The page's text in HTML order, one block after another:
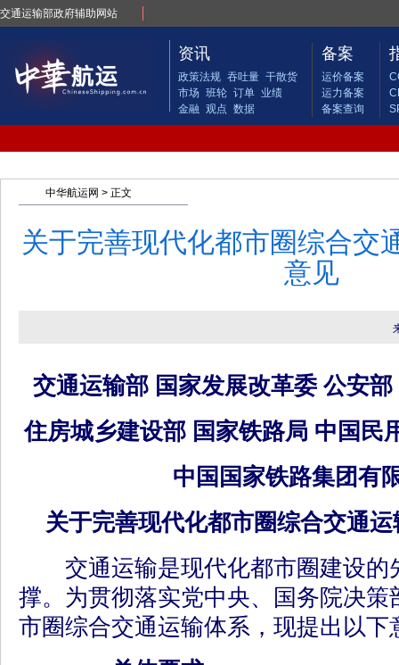
交通运输部政府辅助网站
资讯
政策法规 吞吐量 干散货
市场 班轮 订单 业绩
金融 观点 数据
备案
运价备案
运力备案
备案查询
中华航运网 > 正文
关于完善现代化都市圈综合交
意见
交通运输部 国家发展改革委 公安
住房城乡建设部 国家铁路局 中国民
中国国家铁路集团有
关于完善现代化都市圈综合交通
交通运输是现代化都市圈建设的
撑。为贯彻落实党中央、国务院决策
市圈综合交通运输体系，现提出以下